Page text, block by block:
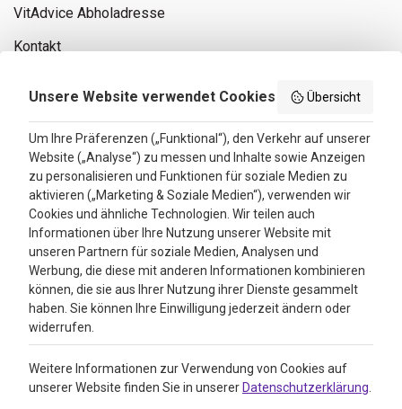
VitAdvice Abholadresse
Kontakt
Bewertungen
4.3
Google Reviews
Unsere Website verwendet Cookies Übersicht
Um Ihre Präferenzen („Funktional“), den Verkehr auf unserer
Website („Analyse“) zu messen und Inhalte sowie Anzeigen
zu personalisieren und Funktionen für soziale Medien zu
aktivieren („Marketing & Soziale Medien“), verwenden wir
Cookies und ähnliche Technologien. Wir teilen auch
Informationen über Ihre Nutzung unserer Website mit
unseren Partnern für soziale Medien, Analysen und
Werbung, die diese mit anderen Informationen kombinieren
können, die sie aus Ihrer Nutzung ihrer Dienste gesammelt
haben. Sie können Ihre Einwilligung jederzeit ändern oder
widerrufen.
Weitere Informationen zur Verwendung von Cookies auf
unserer Website finden Sie in unserer Datenschutzerklärung